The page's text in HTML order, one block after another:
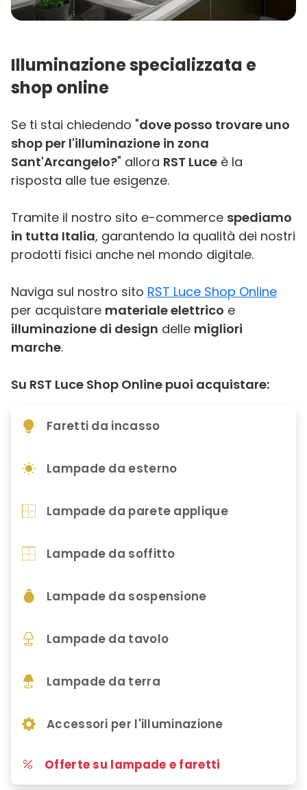
Illuminazione specializzata e
shop online
Se ti stai chiedendo "dove posso trovare uno
shop per l'illuminazione in zona
Sant'Arcangelo?" allora RST Luce è la
risposta alle tue esigenze.
Tramite il nostro sito e-commerce spediamo
in tutta Italia, garantendo la qualità dei nostri
prodotti fisici anche nel mondo digitale.
Naviga sul nostro sito RST Luce Shop Online
per acquistare materiale elettrico e
illuminazione di design delle migliori
marche.
Su RST Luce Shop Online puoi acquistare:
Faretti da incasso
Lampade da esterno
Lampade da parete applique
Lampade da soffitto
Lampade da sospensione
Lampade da tavolo
Lampade da terra
Accessori per l'illuminazione
Offerte su lampade e faretti